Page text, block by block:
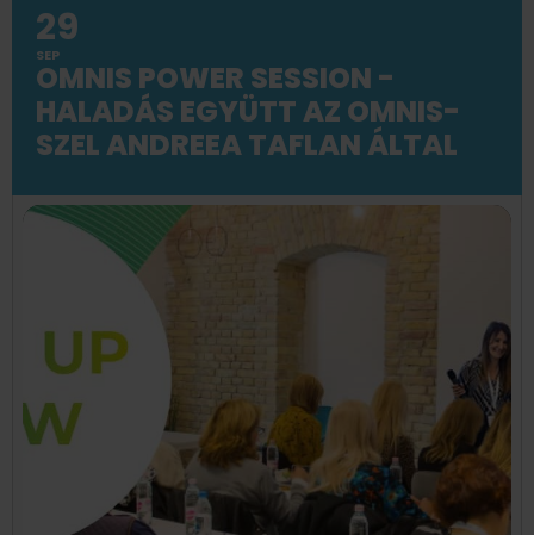
29
SEP
OMNIS POWER SESSION -
HALADÁS EGYÜTT AZ OMNIS-
SZEL ANDREEA TAFLAN ÁLTAL